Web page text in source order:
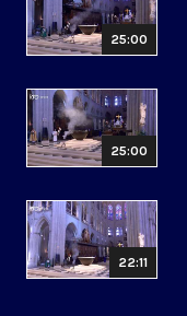
25:00
25:00
22:11